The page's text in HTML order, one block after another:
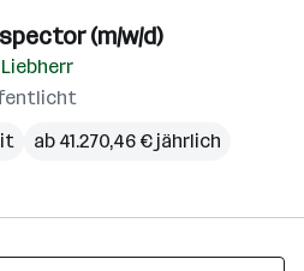
(m/w/d)
ab 41.270,46 € jährlich